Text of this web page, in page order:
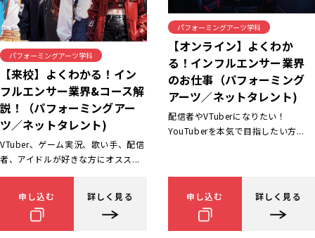
パフォーミングアーツ学科
【来校】よくわかる！イン
フルエンサー業界&コース解
説！（パフォーミングアー
ツ／ネットタレント)
VTuber、ゲーム実況、歌い手、配信
者、アイドルが好きな方にオスス...
申し込む 詳しく見る
パフォーミングアーツ学科
【オンライン】よくわか
る！インフルエンサー業界
のお仕事（パフォーミング
アーツ／ネットタレント)
配信者やVTuberになりたい！
YouTuberを本気で目指したい方...
申し込む 詳しく見る